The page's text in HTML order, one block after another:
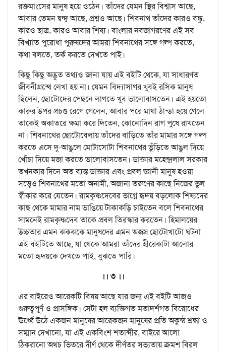
রক্তমাংসের মানুষ হয়ে ওঠেন। তাঁদের যেমন স্থির বিশ্বাস আছে,
আবার তেমন দ্বন্দ্ব আছে, প্রশ্নও আছে। শিবনাথ তাঁদের কারও বন্ধু,
কারও ছাত্র, কারও আবার শিষ্য। বাংলার নবজাগরণের এই সব
বিখ্যাত পুরোধা পুরুষদের আমরা শিবনাথের সঙ্গে গল্প করতে,
কথা বলতে, তর্ক করতে দেখতে পাই।
কিছু কিছু অদ্ভুত তথ্যও জানা যায় এই বইটি থেকে, যা সাধারণত
জীবনীগ্রন্থে লেখা হয় না। যেমন বিদ্যাসাগর খুবই রসিক মানুষ
ছিলেন, ছোটোদের পেছনে লাগতে খুব ভালোবাসতেন। এই হয়তো
কারুর উপর প্রচণ্ড রেগে গেলেন, আবার পরে মাথা ঠান্ডা হয়ে গেলে
তাকেই অকাতরে ক্ষমা করে দিতেন, কোনোদিন রাগ পুষে রাখতেন
না। শিবনাথের ছোটোবেলায় তাঁদের বাড়িতে তাঁর মামার সঙ্গে গল্প
করতে এসে দু-আঙুলে মোটাসোটা শিবনাথের ভুঁড়িতে আঙুল দিয়ে
খোঁচা দিয়ে মজা করতে ভালোবাসতেন। ডাক্তার মহেন্দ্রলাল সরকার
তখনকার দিনে অত ব্যস্ত ডাক্তার এবং প্রবল জ্ঞানী মানুষ হওয়া
সত্ত্বেও শিবনাথের মতো অনামী, অজানা তরুণের কাছে নিজের ভুল
স্বীকার করে যেতেন। রামকৃষ্ণদেবের ভাগ্নে হৃদয় বড়লোক শিষ্যদের
কাছ থেকে মামার নাম ভাঙিয়ে টাকাকড়ি চাইতেন বলে শিবনাথের
সামনেই রামকৃষ্ণদেব তাকে প্রবল তিরস্কার করতেন। হিমালয়ের
উচ্চতার এমন ঝকঝকে মানুষদের এমন অজস্র ছোটোখাটো ঘটনা
এই বইটিতে আছে, যা থেকে আমরা তাঁদের হীরেকাটা আলোর
মতো হৃদয়কে দেখতে পাই, বুঝতে পারি।
।। ৩ ।।
এর বাইরেও আরেকটি বিষয় আছে যার জন্য এই বইটি আজও
গুরুত্বপূর্ণ ও প্রাসঙ্গিক। সেটা হল ব্যক্তিগত মতাদর্শগত বিরোধের
ঊর্ধ্বে উঠে একজন মানুষের আরেকজন মানুষের প্রতি অকুন্ঠ শ্রদ্ধা ও
সম্মান দেখানো, যা এই একবিংশ শতাব্দীর, বাইরে আলো
ঠিকরানো অথচ ভিতরে দীর্ণ থেকে দীর্ণতর সভ্যতায় ক্রমশ বিরল